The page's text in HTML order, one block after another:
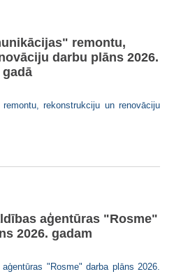
remontu,
darbu plāns 2026.
gadā
rekonstrukciju un renovāciju
aģentūras "Rosme"
2026. gadam
"Rosme" darba plāns 2026.